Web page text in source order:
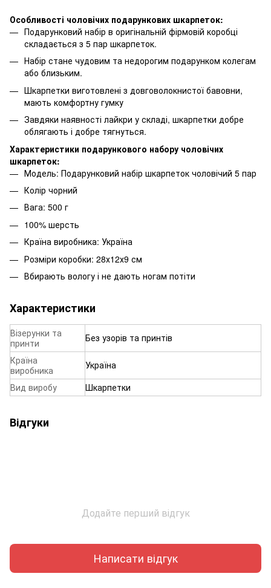
Особливості чоловічих подарункових шкарпеток:
Подарунковий набір в оригінальній фірмовій коробці
складається з 5 пар шкарпеток.
Набір стане чудовим та недорогим подарунком колегам
або близьким.
Шкарпетки виготовлені з довговолокнистої бавовни,
мають комфортну гумку
Завдяки наявності лайкри у складі, шкарпетки добре
облягають і добре тягнуться.
Характеристики подарункового набору чоловічих
шкарпеток:
Модель: Подарунковий набір шкарпеток чоловічий 5 пар
Колір чорний
Вага: 500 г
100% шерсть
Країна виробника: Україна
Розміри коробки: 28х12х9 см
Вбирають вологу і не дають ногам потіти
Характеристики
Візерунки та
принти
Без узорів та принтів
Країна
виробника
Україна
Вид виробу
Шкарпетки
Відгуки
Додайте перший відгук
Написати відгук